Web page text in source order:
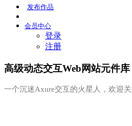
发布作品
会员中心
登录
注册
高级动态交互Web网站元件库
一个沉迷Axure交互的火星人，欢迎